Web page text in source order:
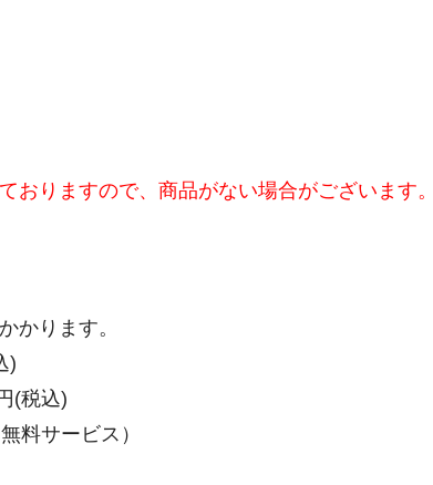
おりますので、商品がない場合がございます。
かります。
)
(税込)
料サービス）